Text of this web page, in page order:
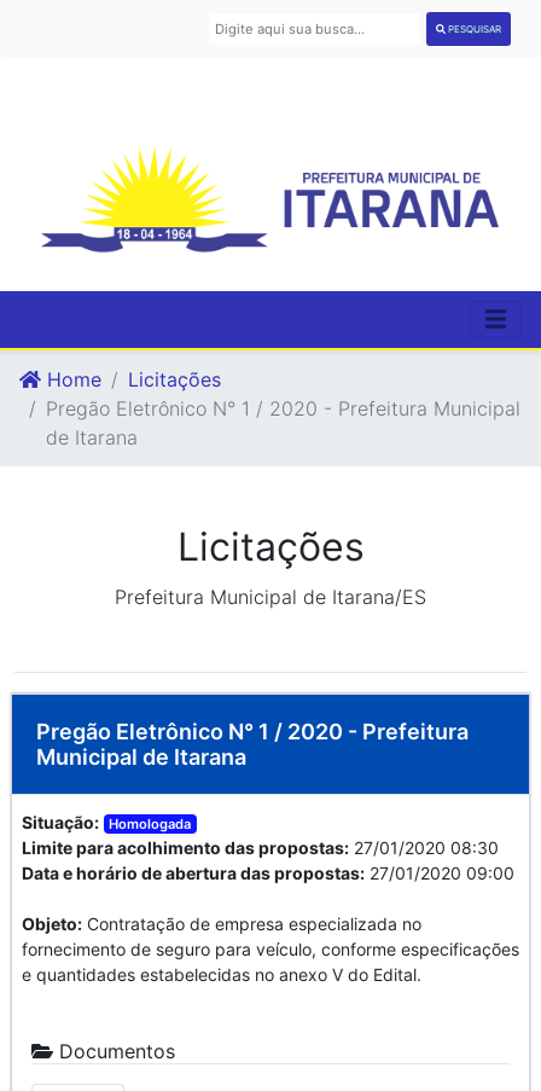
PESQUISAR
Home
Licitações
Pregão Eletrônico N° 1 / 2020 - Prefeitura Municipal
de Itarana
Licitações
Prefeitura Municipal de Itarana/ES
Pregão Eletrônico N° 1 / 2020 - Prefeitura
Municipal de Itarana
Situação: Homologada
Limite para acolhimento das propostas: 27/01/2020 08:30
Data e horário de abertura das propostas: 27/01/2020 09:00
Objeto: Contratação de empresa especializada no
fornecimento de seguro para veículo, conforme especificações
e quantidades estabelecidas no anexo V do Edital.
Documentos